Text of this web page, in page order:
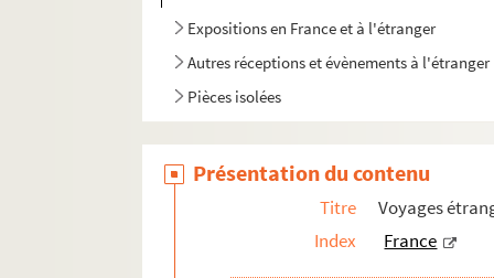
Expositions en France et à l'étranger
Autres réceptions et évènements à l'étranger
Pièces isolées
Présentation du contenu
Titre
Voyages
Index
France